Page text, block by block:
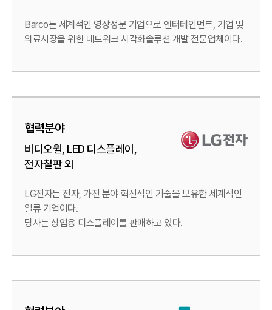
Barco는 세계적인 영상정문 기업으로 엔터테인먼트, 기업 및
의료시장을 위한 네트워크 시각화솔루션 개발 전문업체이다.
협력분야
비디오월, LED 디스플레이,
전자칠판 외
LG전자는 전자, 가전 분야 혁신적인 기술을보유한 세계적인
일류 기업이다.
당사는 상업용 디스플레이를 판매하고 있다.